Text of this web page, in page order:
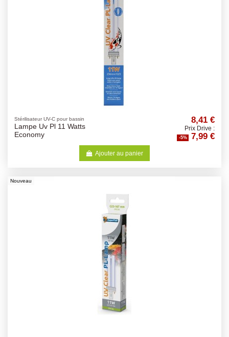
Stérilisateur UV-C pour bassin
Lampe Uv Pl 11 Watts
Economy
8,41 €
Prix Drive :
-5% 7,99 €
Ajouter au panier
Nouveau